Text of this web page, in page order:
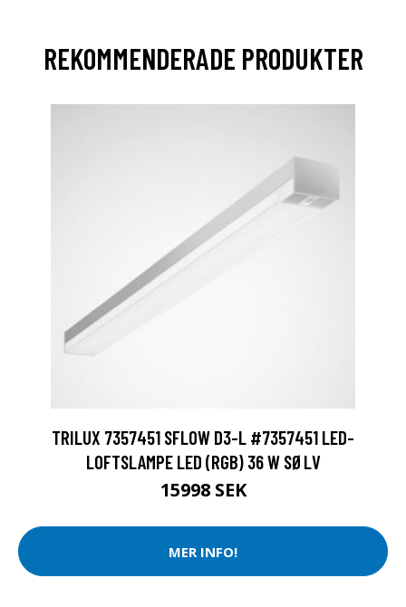
REKOMMENDERADE PRODUKTER
TRILUX 7357451 SFLOW D3-L #7357451 LED-
LOFTSLAMPE LED (RGB) 36 W SØLV
15998 SEK
MER INFO!